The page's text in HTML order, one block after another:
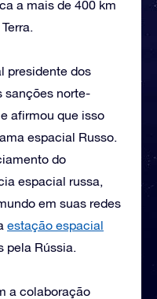
a mais de 400 km
presidente dos
sanções norte-
afirmou que isso
espacial Russo.
do
espacial russa,
em suas redes
estação espacial
pela Rússia.
a colaboração